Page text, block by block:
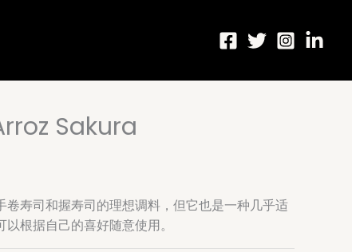
Sakura
卷寿司和握寿司的理想调料，但它也是一种几乎适
根据自己的喜好随意使用。